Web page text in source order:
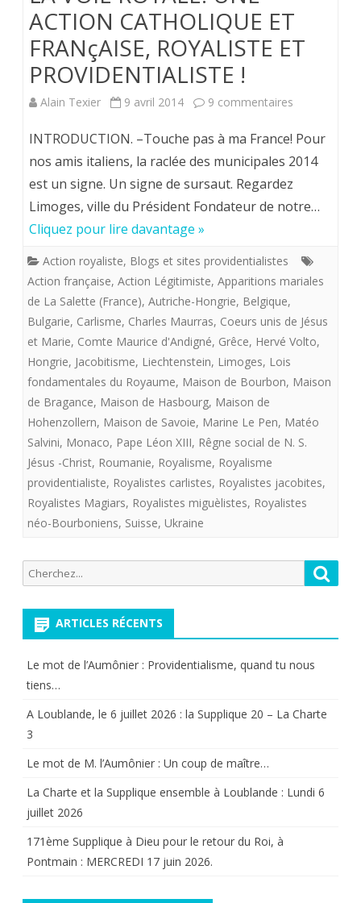
ACTION CATHOLIQUE ET
FRANçAISE, ROYALISTE ET
PROVIDENTIALISTE !
Alain Texier 9 avril 2014 9 commentaires
VOIE
UNE
FRANçAISE,
ET
INTRODUCTION. –Touche pas à ma France! Pour
nos amis italiens, la raclée des municipales 2014
est un signe. Un signe de sursaut. Regardez
Limoges, ville du Président Fondateur de notre…
Cliquez pour lire davantage »
Action royaliste, Blogs et sites providentialistes
Action française, Action Légitimiste, Apparitions mariales
de La Salette (France), Autriche-Hongrie, Belgique,
Bulgarie, Carlisme, Charles Maurras, Coeurs unis de Jésus
et Marie, Comte Maurice d'Andigné, Grêce, Hervé Volto,
Hongrie, Jacobitisme, Liechtenstein, Limoges, Lois
fondamentales du Royaume, Maison de Bourbon, Maison
de Bragance, Maison de Hasbourg, Maison de
Hohenzollern, Maison de Savoie, Marine Le Pen, Matéo
Salvini, Monaco, Pape Léon XIII, Rêgne social de N. S.
Jésus -Christ, Roumanie, Royalisme, Royalisme
providentialiste, Royalistes carlistes, Royalistes jacobites,
Royalistes Magiars, Royalistes miguèlistes, Royalistes
néo-Bourboniens, Suisse, Ukraine
Recherche
pour:
ARTICLES RÉCENTS
Le mot de l’Aumônier : Providentialisme, quand tu nous
tiens…
A Loublande, le 6 juillet 2026 : la Supplique 20 – La Charte
3
Le mot de M. l’Aumônier : Un coup de maître…
La Charte et la Supplique ensemble à Loublande : Lundi 6
juillet 2026
171ème Supplique à Dieu pour le retour du Roi, à
Pontmain : MERCREDI 17 juin 2026.